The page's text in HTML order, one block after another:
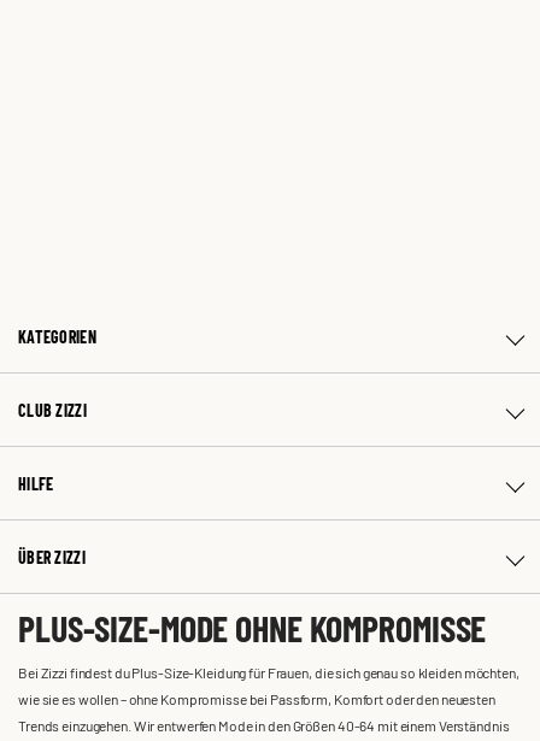
KATEGORIEN
CLUB ZIZZI
HILFE
ÜBER ZIZZI
PLUS-SIZE-MODE OHNE KOMPROMISSE
Bei Zizzi findest du Plus-Size-Kleidung für Frauen, die sich genau so kleiden möchten,
wie sie es wollen – ohne Kompromisse bei Passform, Komfort oder den neuesten
Trends einzugehen. Wir entwerfen Mode in den Größen 40-64 mit einem Verständnis